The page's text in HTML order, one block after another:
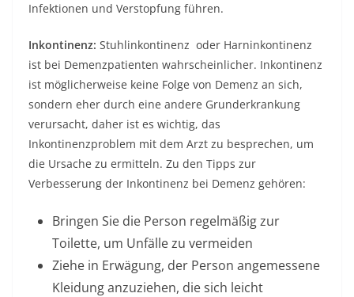
Infektionen und Verstopfung führen.
Inkontinenz: Stuhlinkontinenz oder Harninkontinenz
ist bei Demenzpatienten wahrscheinlicher. Inkontinenz
ist möglicherweise keine Folge von Demenz an sich,
sondern eher durch eine andere Grunderkrankung
verursacht, daher ist es wichtig, das
Inkontinenzproblem mit dem Arzt zu besprechen, um
die Ursache zu ermitteln. Zu den Tipps zur
Verbesserung der Inkontinenz bei Demenz gehören:
Bringen Sie die Person regelmäßig zur
Toilette, um Unfälle zu vermeiden
Ziehe in Erwägung, der Person angemessene
Kleidung anzuziehen, die sich leicht